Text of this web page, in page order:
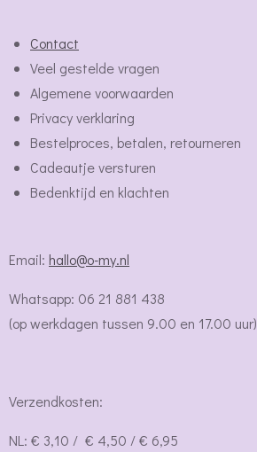
Contact
Veel gestelde vragen
Algemene voorwaarden
Privacy verklaring
Bestelproces, betalen, retourneren
Cadeautje versturen
Bedenktijd en klachten
Email: hallo@o-my.nl
Whatsapp: 06 21 881 438
(op werkdagen tussen 9.00 en 17.00 uur)
Verzendkosten:
NL: € 3,10 / € 4,50 / € 6,95